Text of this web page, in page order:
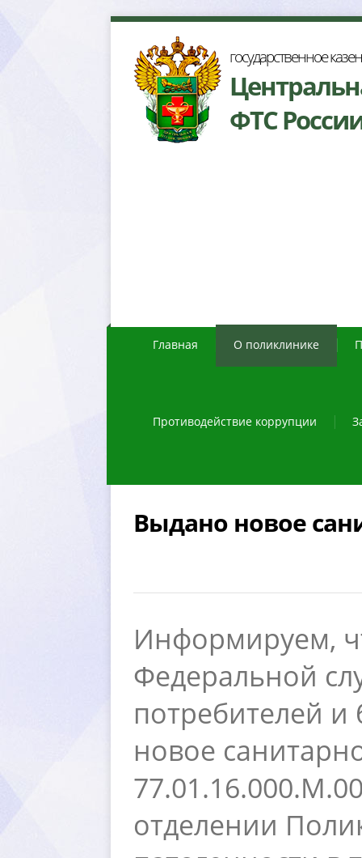
осударственное
ФТС
Главная О поликлинике
Противодействие коррупции
ыдано новое
Информируем,
Федеральной
потребителей
новое
отделении